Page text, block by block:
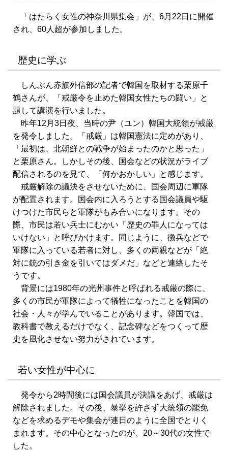
「はたらく女性の神奈川県集会」が、6月22日に開催
され、60人超が参加しました。
歴史に学ぶ
しんぶん赤旗外信部の記者で韓国を取材する栗原千
鶴さんが、「戒厳令を止めた韓国女性たちの闘い」と
題して講演を行いました。
昨年12月3日夜、当時の尹（ユン）韓国大統領が戒厳
を発令しました。「戒厳」は韓国憲法に定めがあり、
「最初は、北朝鮮との戦争が始まったのかと思った」
と栗原さん。しかしその後、国会などの状況がライブ
配信されるのを見て、「何かおかしい」と感じます。
戒厳解除の議決をさせないために、国会周辺に軍隊
が配置されます。国会内に入ろうとする国会議員や駆
けつけた市民らと軍隊がもみ合いになります。その
際、市民は若い兵士にむかい「歴史の罪人になっては
いけない」と呼びかけます。同じように、徴兵などで
軍隊に入っている若者に対し、多くの両親などが「絶
対に銃の引き金を引いてはダメだ」などと連絡したそ
うです。
背景には1980年の光州事件と呼ばれる戒厳の際に、
多くの市民が軍隊によって犠牲になったことを韓国の
社会・人々が学んでいることがあります。韓国では、
教科書で教えるだけでなく、記念碑などをつくって歴
史を風化させない努力がされています。
若い女性が中心に
発令から2時間後には国会議員が決議をあげ、戒厳は
解除されました。その後、暴挙を許さず大統領の罷免
などを求めるデモや集会が連日のように全国でとりく
まれます。その中心となったのが、20～30代の女性で
した。